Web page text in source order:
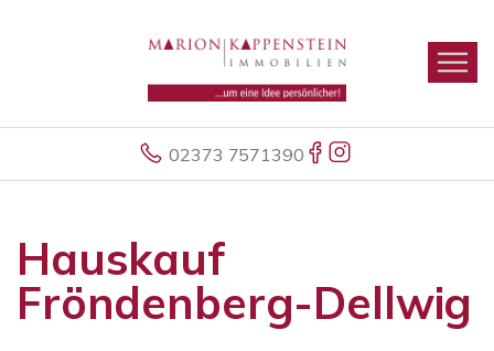
02373 7571390
Hauskauf
Fröndenberg-Dellwig